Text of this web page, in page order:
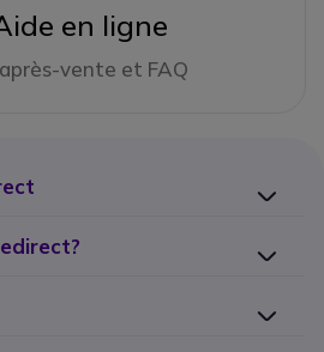
en ligne
vente et FAQ